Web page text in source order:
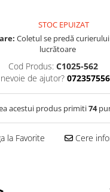
STOC EPUIZAT
Coletul se predă
lucrătoare
Cod Produs: C1025-562
de ajutor?
acestui produs primiti74
la Favorite Cere